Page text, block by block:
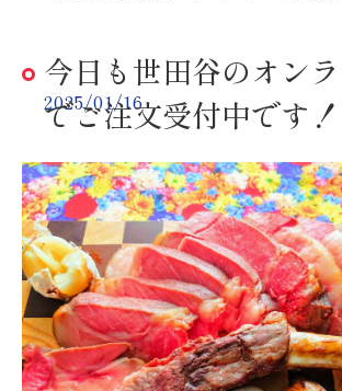
今日も世田谷のオン
でご注文受付中です！
2025/01/16